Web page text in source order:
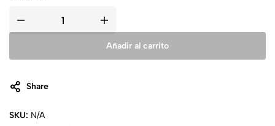
Añadir al carrito
Share
SKU: N/A